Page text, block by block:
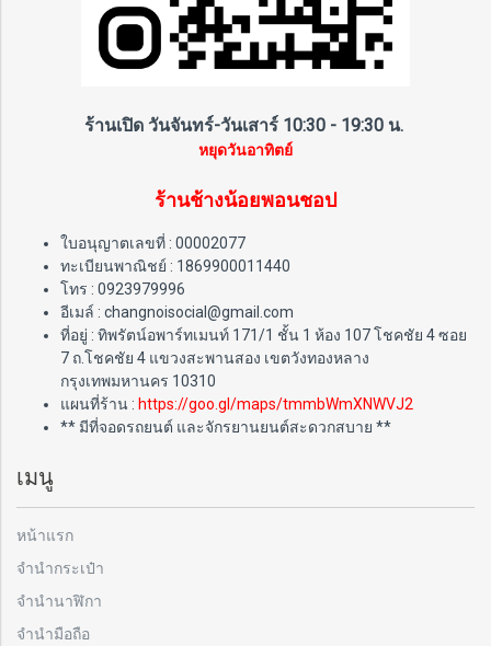
ร้านเปิด วันจันทร์-วันเสาร์ 10:30 - 19:30 น.
หยุดวันอาทิตย์
ร้านช้างน้อยพอนชอป
ใบอนุญาตเลขที่ : 00002077
ทะเบียนพาณิชย์ : 1869900011440
โทร : 0923979996
อีเมล์ : changnoisocial@gmail.com
ที่อยู่ : ทิพรัตน์อพาร์ทเมนท์ 171/1 ชั้น 1 ห้อง 107 โชคชัย 4 ซอย
7 ถ.โชคชัย 4 แขวงสะพานสอง เขตวังทองหลาง
กรุงเทพมหานคร 10310
แผนที่ร้าน : https://goo.gl/maps/tmmbWmXNWVJ2
** มีที่จอดรถยนต์ และจักรยานยนต์สะดวกสบาย **
เมนู
หน้าแรก
จำนำกระเป๋า
จำนำนาฬิกา
จำนำมือถือ